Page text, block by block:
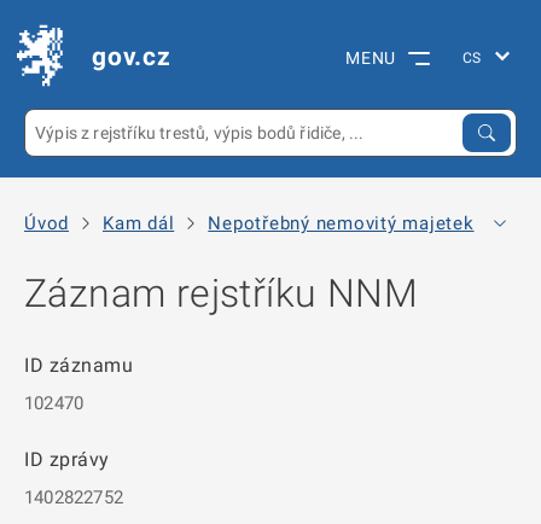
gov.cz MENU
Úvod Kam dál Nepotřebný nemovitý majetek
Záznam rejstříku NNM
ID záznamu
102470
ID zprávy
1402822752